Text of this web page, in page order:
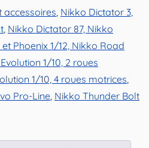
accessoires Nikko Dictator 3,
Nikko Dictator 87, Nikko
Phoenix 1/12, Nikko Road
1/10, 2 roues
1/10, 4 roues motrices
Pro-Line Nikko Thunder Bolt